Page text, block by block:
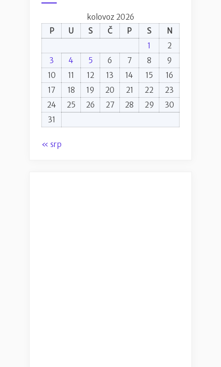
kolovoz 2026
P
U S Č P S
N
1
2
3
4 5 6 7 8
9
10
11 12 13 14 15
16
17
18 19 20 21 22
23
24
25 26 27 28 29
30
31
« srp